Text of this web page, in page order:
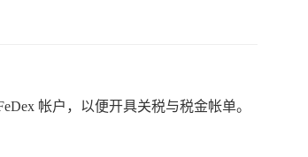
帐户，以便开具关税与税金帐单。